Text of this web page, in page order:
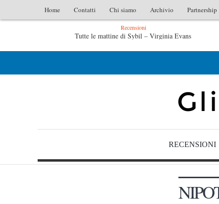
Home Contatti Chi siamo Archivio Partnership
Recensioni
Tutte le mattine di Sybil – Virginia Evans
L’idraulico non verrà – Fruttero & Lucentini
RECENSIONI